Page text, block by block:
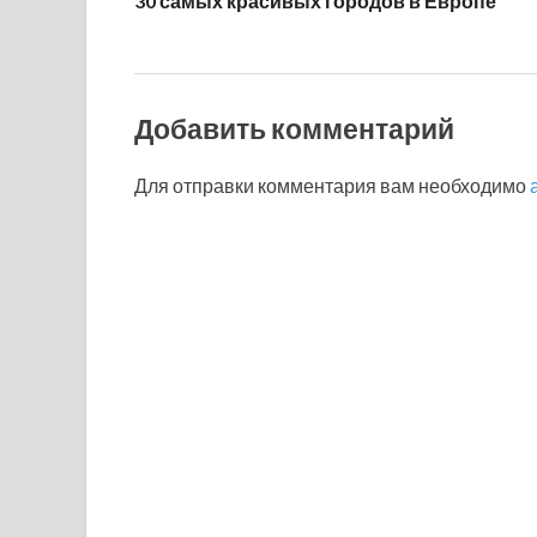
Добавить комментарий
Для отправки комментария вам необходимо